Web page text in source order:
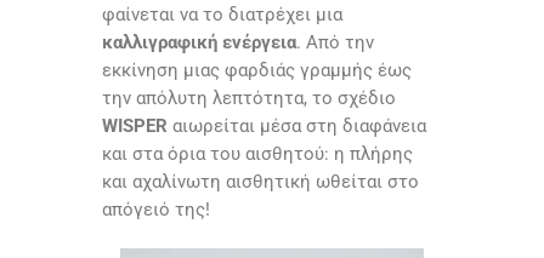
φαίνεται να το διατρέχει μια
καλλιγραφική ενέργεια. Από την
εκκίνηση μιας φαρδιάς γραμμής έως
την απόλυτη λεπτότητα, το σχέδιο
WISPER αιωρείται μέσα στη διαφάνεια
και στα όρια του αισθητού: η πλήρης
και αχαλίνωτη αισθητική ωθείται στο
απόγειό της!